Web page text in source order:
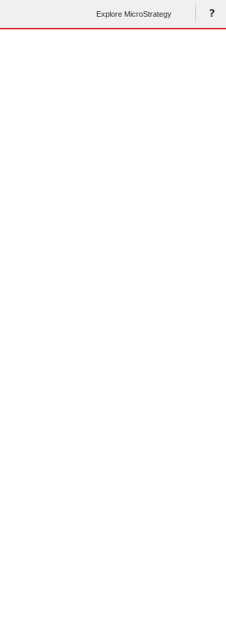
Explore MicroStrategy